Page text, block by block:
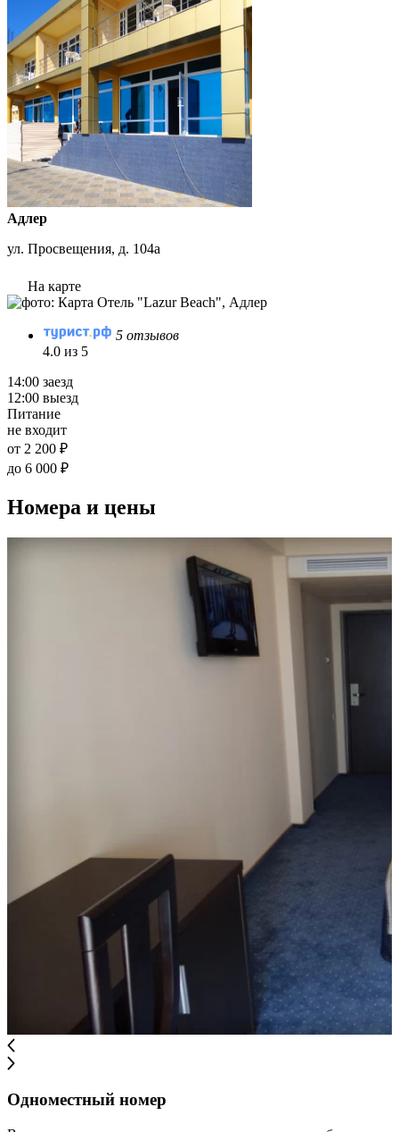
Адлер
ул. Просвещения, д. 104а
На карте
5 отзывов
4.0 из 5
14:00 заезд
12:00 выезд
Питание
не входит
от 2 200 ₽
до 6 000 ₽
Номера и цены
Одноместный номер